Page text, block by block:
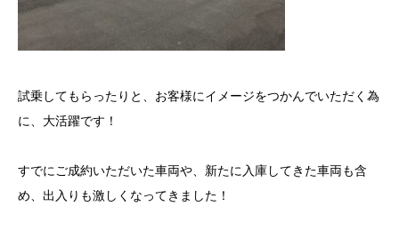
試乗してもらったりと、お客様にイメージをつかんでいただく為
に、大活躍です！
すでにご成約いただいた車両や、新たに入庫してきた車両も含
め、出入りも激しくなってきました！